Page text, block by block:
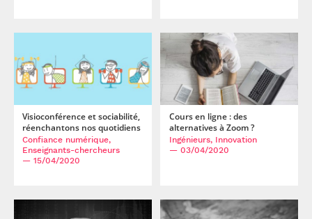
Visioconférence et sociabilité,
réenchantons nos quotidiens
Confiance numérique,
Enseignants-chercheurs
— 15/04/2020
Cours en ligne : des
alternatives à Zoom ?
Ingénieurs, Innovation
— 03/04/2020